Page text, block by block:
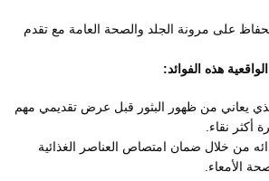
على مرونة الجلد والصحة العامة مع تقدم
هذه الفوائد:
يعاني من ظهور البثور قبل عرض تقديمي مهم
أكثر نقاء.
من خلال ضمان امتصاص العناصر الغذائية
الأمعاء.